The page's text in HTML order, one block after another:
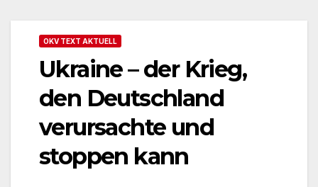
OKV TEXT AKTUELL
Ukraine – der Krieg,
den Deutschland
verursachte und
stoppen kann